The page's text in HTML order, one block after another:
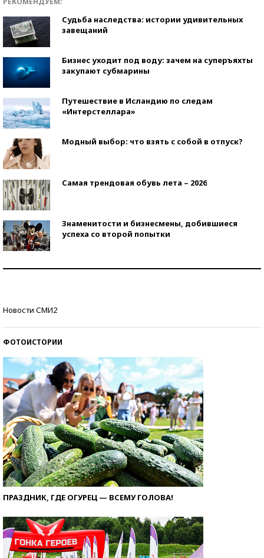
Судьба наследства: истории удивительных
завещаний
Бизнес уходит под воду: зачем на суперъяхты
закупают субмарины
Путешествие в Исландию по следам
«Интерстеллара»
Модный выбор: что взять с собой в отпуск?
Самая трендовая обувь лета – 2026
Знаменитости и бизнесмены, добившиеся
успеха со второй попытки
Новости СМИ2
ФОТОИСТОРИИ
ПРАЗДНИК, ГДЕ ОГУРЕЦ — ВСЕМУ ГОЛОВА!